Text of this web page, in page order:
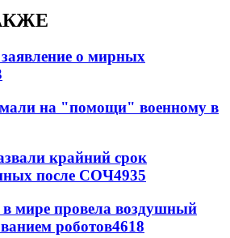
о мирных
на "помощи" военному в
крайний срок
после СОЧ4935
мире провела воздушный
роботов4618